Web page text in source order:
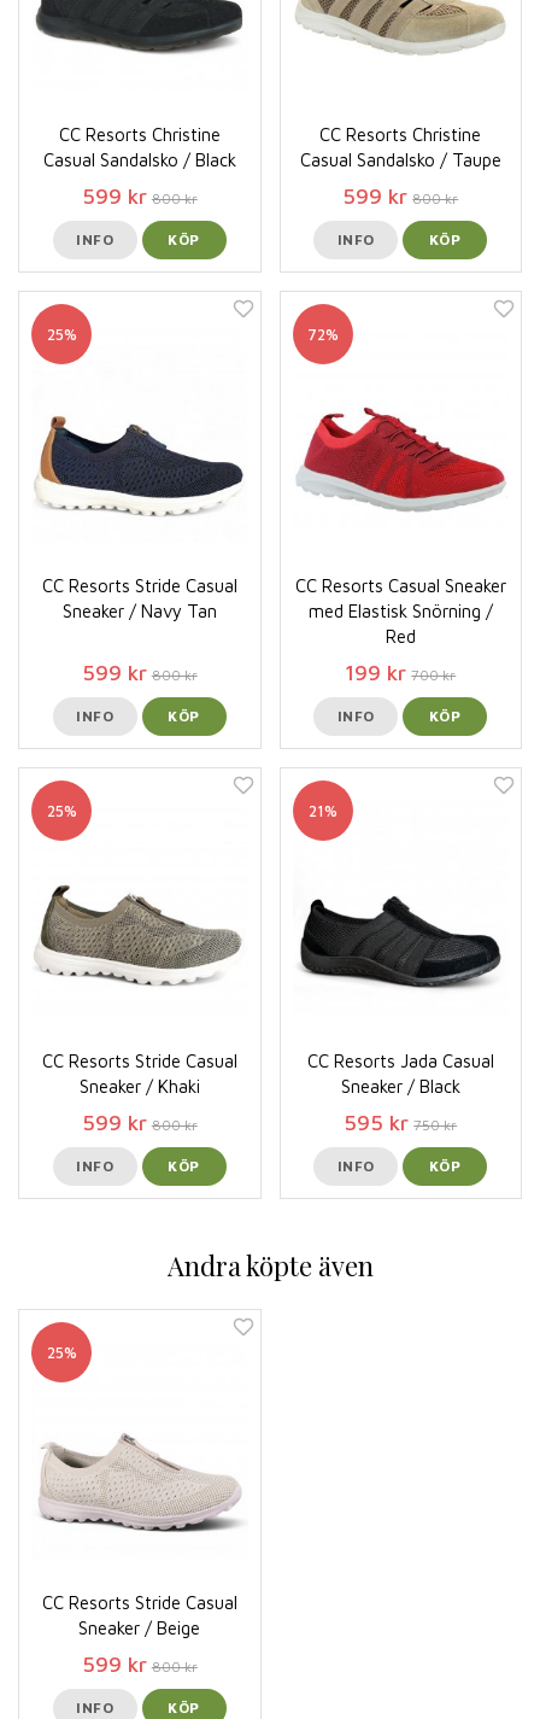
CC Resorts Christine
Casual Sandalsko / Black
599 kr 800 kr
INFO KÖP
CC Resorts Christine
Casual Sandalsko / Taupe
599 kr 800 kr
INFO KÖP
25%
CC Resorts Stride Casual
Sneaker / Navy Tan
599 kr 800 kr
INFO KÖP
72%
CC Resorts Casual Sneaker
med Elastisk Snörning /
Red
199 kr 700 kr
INFO KÖP
25%
CC Resorts Stride Casual
Sneaker / Khaki
599 kr 800 kr
INFO KÖP
21%
CC Resorts Jada Casual
Sneaker / Black
595 kr 750 kr
INFO KÖP
Andra köpte även
25%
CC Resorts Stride Casual
Sneaker / Beige
599 kr 800 kr
INFO KÖP